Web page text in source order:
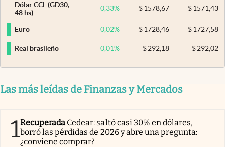
Dólar CCL (GD30,
48 hs)
0,33% $ 1578,67 $1571,43
Euro 0,02% $ 1728,46 $1727,58
Real brasileño 0,01% $ 292,18 $292,02
Las más leídas de Finanzas y Mercados
1Recuperada Cedear: saltó casi 30% en dólares,
borró las pérdidas de 2026 y abre una pregunta:
¿conviene comprar?